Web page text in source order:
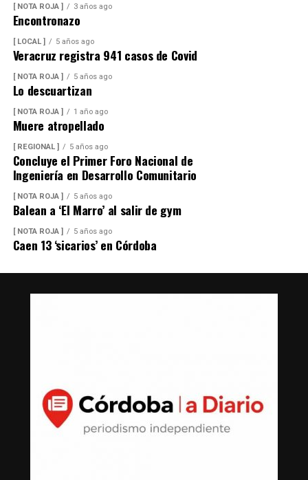
[ NOTA ROJA ] 3 años ago
Encontronazo
[ LOCAL ] 5 años ago
Veracruz registra 941 casos de Covid
[ NOTA ROJA ] 5 años ago
Lo descuartizan
[ NOTA ROJA ] 1 año ago
Muere atropellado
[ REGIONAL ] 5 años ago
Concluye el Primer Foro Nacional de
Ingeniería en Desarrollo Comunitario
[ NOTA ROJA ] 5 años ago
Balean a ‘El Marro’ al salir de gym
[ NOTA ROJA ] 5 años ago
Caen 13 ‘sicarios’ en Córdoba